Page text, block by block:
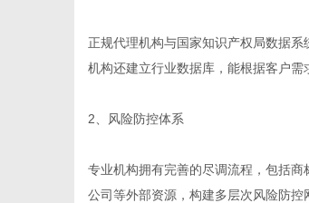
正规代理机构与国家知识产权局数据
机构还建立行业数据库，能根据客户需
2、风险防控体系
专业机构拥有完善的尽调流程，包括
公司等外部资源，构建多层次风险防控